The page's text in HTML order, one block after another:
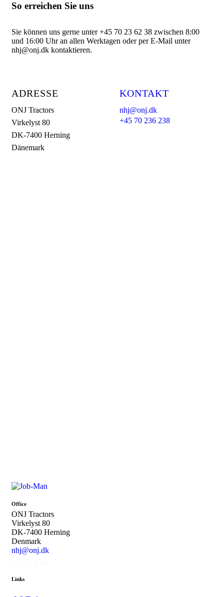
So erreichen Sie uns
Sie können uns gerne unter +45 70 23 62 38 zwischen 8:00
und 16:00 Uhr an allen Werktagen oder per E-Mail unter
nhj@onj.dk kontaktieren.
ADRESSE
ONJ Tractors
Virkelyst 80
DK-7400 Herning
Dänemark
KONTAKT
nhj@onj.dk
+45 70 236 238
Office
ONJ Tractors
Virkelyst 80
DK-7400 Herning
Denmark
nhj@onj.dk
Links